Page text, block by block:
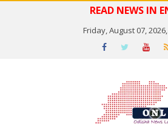
READ NEWS IN
Friday, August 07, 2026,